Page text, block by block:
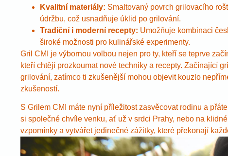
Kvalitní materiály: Smaltovaný povrch grilovacího
údržbu, což usnadňuje úklid po grilování.
Tradiční i moderní recepty: Umožňuje kombinaci
široké možnosti pro kulinářské experimenty.
Gril CMI je výbornou volbou nejen pro ty, kteří se teprve
kteří chtějí prozkoumat nové techniky a recepty. Začínající
grilování, zatímco ti zkušenější mohou objevit kouzlo
zkušeností.
S Grilem CMI máte nyní příležitost zasvěcovat rodinu a
si společné chvíle venku, ať už v srdci Prahy, nebo na
vzpomínky a vytvářet jedinečné zážitky, které překonají